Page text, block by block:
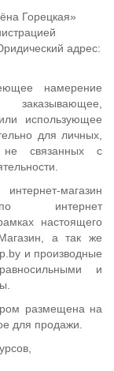
Горецкая»
адрес:
намерение
использующее
для личных,
связанных с
магазин
интернет
настоящего
а так же
и производные
и
размещена на
для продажи.